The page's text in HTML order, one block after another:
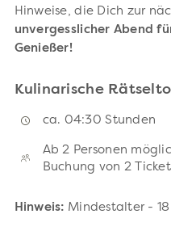
Hinweise, die Dich zur
unvergesslicher Abend
Genießer!
Kulinarische
ca. 04:30 Stunden
Ab 2 Personen
Buchung von 2
Hinweis: Mindestalter -